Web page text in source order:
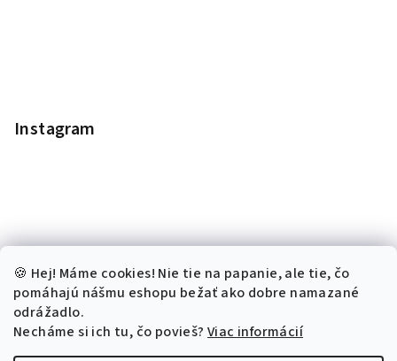
🍪 Hej! Máme cookies! Nie tie na papanie, ale tie, čo
pomáhajú nášmu eshopu bežať ako dobre namazané
odrážadlo.
Necháme si ich tu, čo povieš? Viac informácií
Instagram